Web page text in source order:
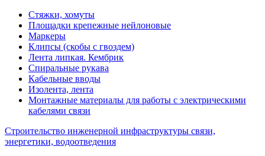
Стяжки, хомуты
Площадки крепежные нейлоновые
Маркеры
Клипсы (скобы с гвоздем)
Лента липкая. Кембрик
Спиральные рукава
Кабельные вводы
Изолента, лента
Монтажные материалы для работы с электрическими
кабелями связи
Строительство инженерной инфраструктуры связи,
энергетики, водоотведения